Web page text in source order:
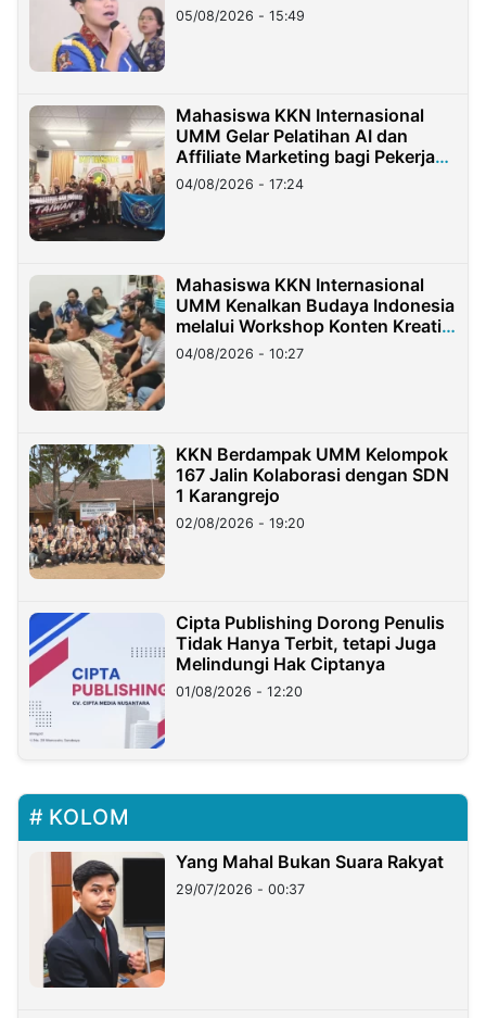
05/08/2026 - 15:49
Mahasiswa KKN Internasional
UMM Gelar Pelatihan AI dan
Affiliate Marketing bagi Pekerja
Migran Indonesia di Taiwan
04/08/2026 - 17:24
Mahasiswa KKN Internasional
UMM Kenalkan Budaya Indonesia
melalui Workshop Konten Kreatif
di Taiwan
04/08/2026 - 10:27
KKN Berdampak UMM Kelompok
167 Jalin Kolaborasi dengan SDN
1 Karangrejo
02/08/2026 - 19:20
Cipta Publishing Dorong Penulis
Tidak Hanya Terbit, tetapi Juga
Melindungi Hak Ciptanya
01/08/2026 - 12:20
KOLOM
Yang Mahal Bukan Suara Rakyat
29/07/2026 - 00:37